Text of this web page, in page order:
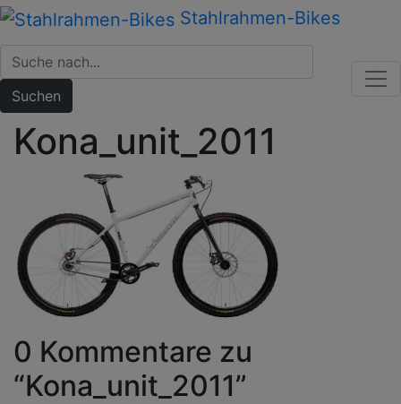
Zum
Inhalt
springen
Stahlrahmen-Bikes
Suchen
Kona_unit_2011
0 Kommentare zu
“Kona_unit_2011”